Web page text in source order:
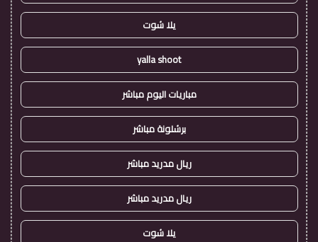
يلا شوت
yalla shoot
مباريات اليوم مباشر
برشلونة مباشر
ريال مدريد مباشر
ريال مدريد مباشر
يلا شوت